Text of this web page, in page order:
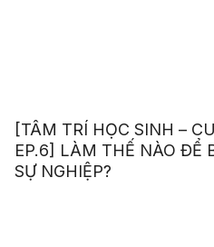
[TÂM TRÍ HỌC SINH –
EP.6] LÀM THẾ NÀO ĐỂ
SỰ NGHIỆP?